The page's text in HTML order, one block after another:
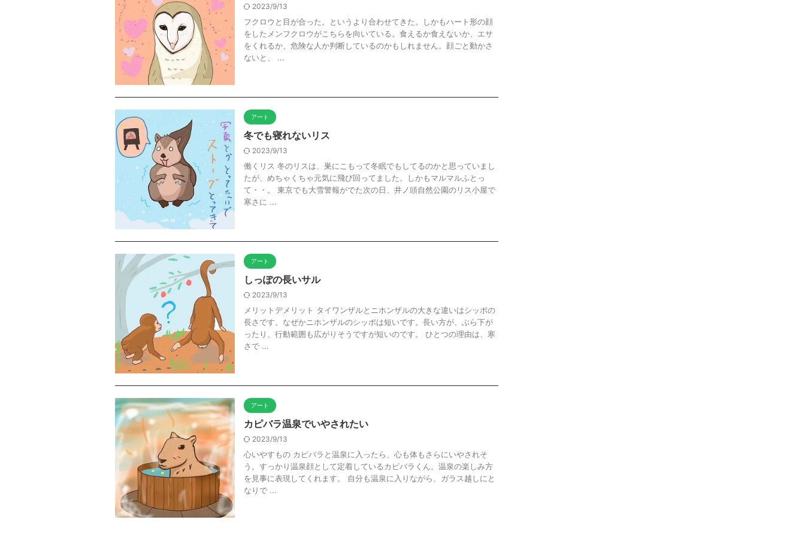
2023/9/13
フクロウと目が合った。というより合わせてきた。しかもハート形の顔
をしたメンフクロウがこちらを向いている。食えるか食えないか、エサ
をくれるか、危険な人か判断しているのかもしれません。顔ごと動かさ
ないと、 ...
アート
冬でも寝れないリス
2023/9/13
働くリス 冬のリスは、巣にこもって冬眠でもしてるのかと思っていまし
たが、めちゃくちゃ元気に飛び回ってました。しかもマルマルふとっ
て・・。 東京でも大雪警報がでた次の日、井ノ頭自然公園のリス小屋で
寒さに ...
アート
しっぽの長いサル
2023/9/13
メリットデメリット タイワンザルとニホンザルの大きな違いはシッポの
長さです。なぜかニホンザルのシッポは短いです。長い方が、ぶら下が
ったり、行動範囲も広がりそうですが短いのです。 ひとつの理由は、寒
さで ...
アート
カピバラ温泉でいやされたい
2023/9/13
心いやすもの カピバラと温泉に入ったら、心も体もさらにいやされそ
う。すっかり温泉顔として定着しているカピバラくん。温泉の楽しみ方
を見事に表現してくれます。 自分も温泉に入りながら、ガラス越しにと
なりで ...